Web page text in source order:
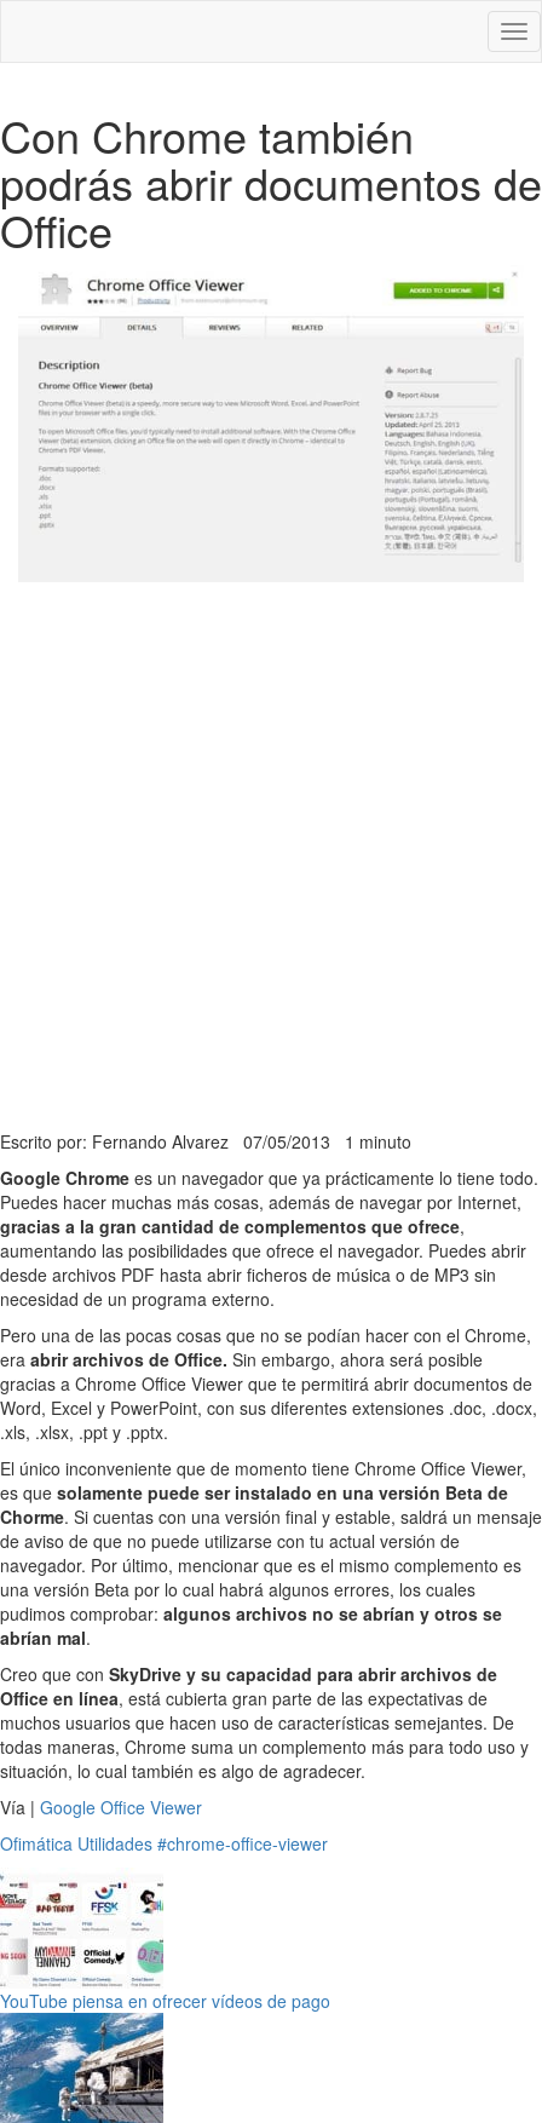
Con Chrome también
podrás abrir documentos de
Office
Escrito por: Fernando Alvarez 07/05/2013 1 minuto
Google Chrome es un navegador que ya prácticamente lo tiene todo.
Puedes hacer muchas más cosas, además de navegar por Internet,
gracias a la gran cantidad de complementos que ofrece,
aumentando las posibilidades que ofrece el navegador. Puedes abrir
desde archivos PDF hasta abrir ficheros de música o de MP3 sin
necesidad de un programa externo.
Pero una de las pocas cosas que no se podían hacer con el Chrome,
era abrir archivos de Office. Sin embargo, ahora será posible
gracias a Chrome Office Viewer que te permitirá abrir documentos de
Word, Excel y PowerPoint, con sus diferentes extensiones .doc, .docx,
.xls, .xlsx, .ppt y .pptx.
El único inconveniente que de momento tiene Chrome Office Viewer,
es que solamente puede ser instalado en una versión Beta de
Chorme. Si cuentas con una versión final y estable, saldrá un mensaje
de aviso de que no puede utilizarse con tu actual versión de
navegador. Por último, mencionar que es el mismo complemento es
una versión Beta por lo cual habrá algunos errores, los cuales
pudimos comprobar: algunos archivos no se abrían y otros se
abrían mal.
Creo que con SkyDrive y su capacidad para abrir archivos de
Office en línea, está cubierta gran parte de las expectativas de
muchos usuarios que hacen uso de características semejantes. De
todas maneras, Chrome suma un complemento más para todo uso y
situación, lo cual también es algo de agradecer.
Vía | Google Office Viewer
Ofimática Utilidades #chrome-office-viewer
YouTube piensa en ofrecer vídeos de pago